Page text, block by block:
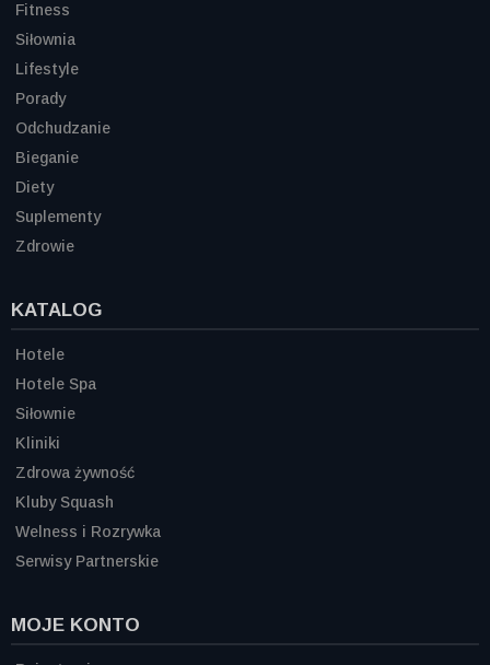
Fitness
Siłownia
Lifestyle
Porady
Odchudzanie
Bieganie
Diety
Suplementy
Zdrowie
KATALOG
Hotele
Hotele Spa
Siłownie
Kliniki
Zdrowa żywność
Kluby Squash
Welness i Rozrywka
Serwisy Partnerskie
MOJE KONTO